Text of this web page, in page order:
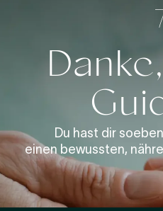
Du hast dir
einen bewussten,